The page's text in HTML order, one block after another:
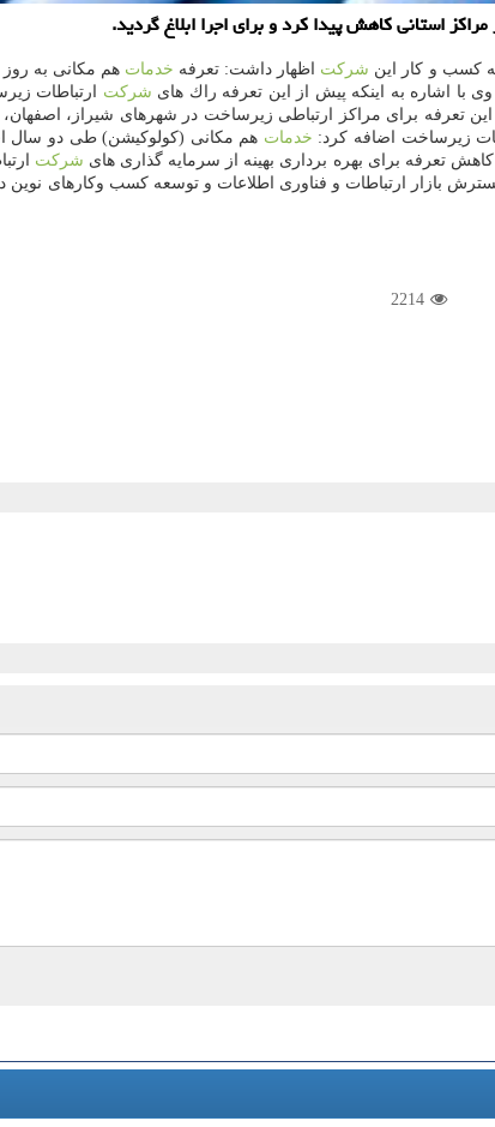
كسب و كار این شركت اظهار داشت: تعرفه خدمات هم مكانی به
شركت ارتباطات
زیرساخت اضافه كرد: خدمات هم مكانی (كولوكیشن) طی دو سال
تعرفه برای بهره برداری بهینه از سرمایه گذاری های شركت
بازار ارتباطات و فناوری اطلاعات و توسعه كسب وكارهای نوین
2214